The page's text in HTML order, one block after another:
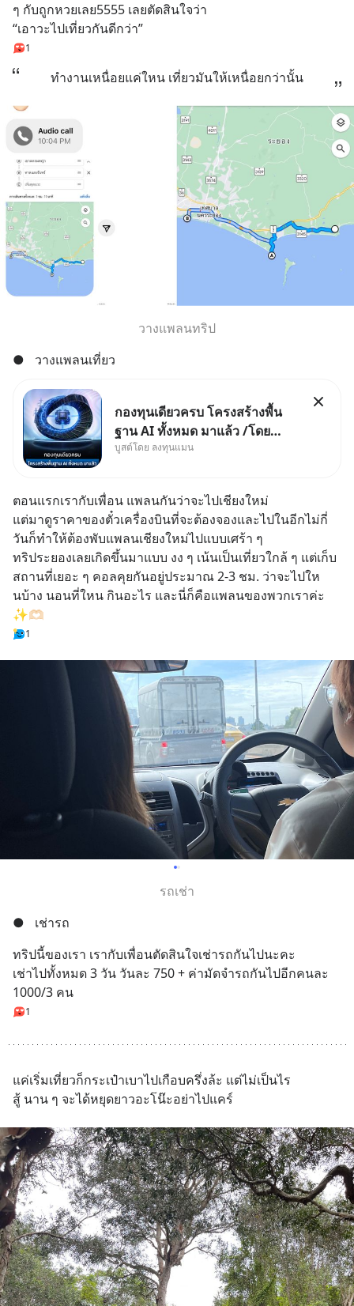
ๆ กับถูกหวยเลย5555 เลยตัดสินใจว่า
“เอาวะไปเที่ยวกันดีกว่า”
1
ทำงานเหนื่อยแค่ใหน เที่ยวมันให้เหนื่อยกว่านั้น
วางแพลนทริป
●
วางแพลนเที่ยว
กองทุนเดียวครบ โครงสร้างพื้น
ฐาน AI ทั้งหมด มาแล้ว /โดย
ลงทุนแมน AI Supercycle คือ
หลัก ของการเติบโตทางเศรษฐกิจ
และวิถีชีวิตของผู้คนอย่างยาวนา
นต่
บูสต์โดย ลงทุนแมน
ตอนแรกเรากับเพื่อน แพลนกันว่าจะไปเชียงใหม่
แต่มาดูราคาของตั๋วเครื่องบินที่จะต้องจองและไปในอีกไม่กี่
วันก็ทำให้ต้องพับแพลนเชียงใหม่ไปแบบเศร้า ๆ
ทริประยองเลยเกิดขึ้นมาแบบ งง ๆ เน้นเป็นเที่ยวใกล้ ๆ แต่เก็บ
สถานที่เยอะ ๆ คอลคุยกันอยู่ประมาณ 2-3 ชม. ว่าจะไปให
นบ้าง นอนที่ใหน กินอะไร และนี่ก็คือแพลนของพวกเราค่ะ
✨🫶🏻
1
รถเช่า
●
เช่ารถ
ทริปนี้ของเรา เรากับเพื่อนตัดสินใจเช่ารถกันไปนะคะ
เช่าไปทั้งหมด 3 วัน วันละ 750 + ค่ามัดจำรถกันไปอีกคนละ
1000/3 คน
1
แค่เริ่มเที่ยวก็กระเป๋าเบาไปเกือบครึ่งล้ะ แต่ไม่เป็นไร
สู้ นาน ๆ จะได้หยุดยาวอะโน๊ะอย่าไปแคร์